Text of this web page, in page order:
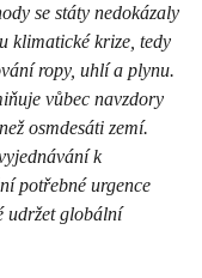
se státy nedokázaly
klimatické krize, tedy
ropy, uhlí a plynu.
vůbec navzdory
osmdesáti zemí.
k
potřebné urgence
udržet globální